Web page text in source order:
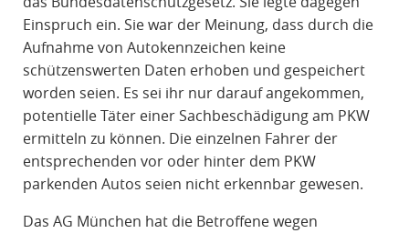
Einspruch ein. Sie war der Meinung, dass durch die
Aufnahme von Autokennzeichen keine
schützenswerten Daten erhoben und gespeichert
worden seien. Es sei ihr nur darauf angekommen,
potentielle Täter einer Sachbeschädigung am PKW
ermitteln zu können. Die einzelnen Fahrer der
entsprechenden vor oder hinter dem PKW
parkenden Autos seien nicht erkennbar gewesen.
Das AG München hat die Betroffene wegen